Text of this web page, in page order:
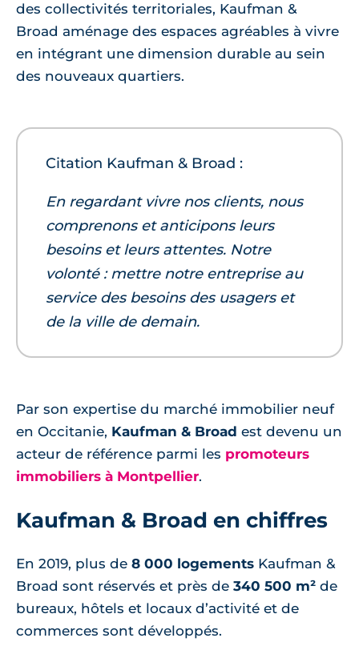
des collectivités territoriales, Kaufman &
Broad aménage des espaces agréables à vivre
en intégrant une dimension durable au sein
des nouveaux quartiers.
Citation Kaufman & Broad :
En regardant vivre nos clients, nous
comprenons et anticipons leurs
besoins et leurs attentes. Notre
volonté : mettre notre entreprise au
service des besoins des usagers et
de la ville de demain.
Par son expertise du marché immobilier neuf
en Occitanie, Kaufman & Broad est devenu un
acteur de référence parmi les promoteurs
immobiliers à Montpellier.
Kaufman & Broad en chiffres
En 2019, plus de 8 000 logements Kaufman &
Broad sont réservés et près de 340 500 m² de
bureaux, hôtels et locaux d’activité et de
commerces sont développés.